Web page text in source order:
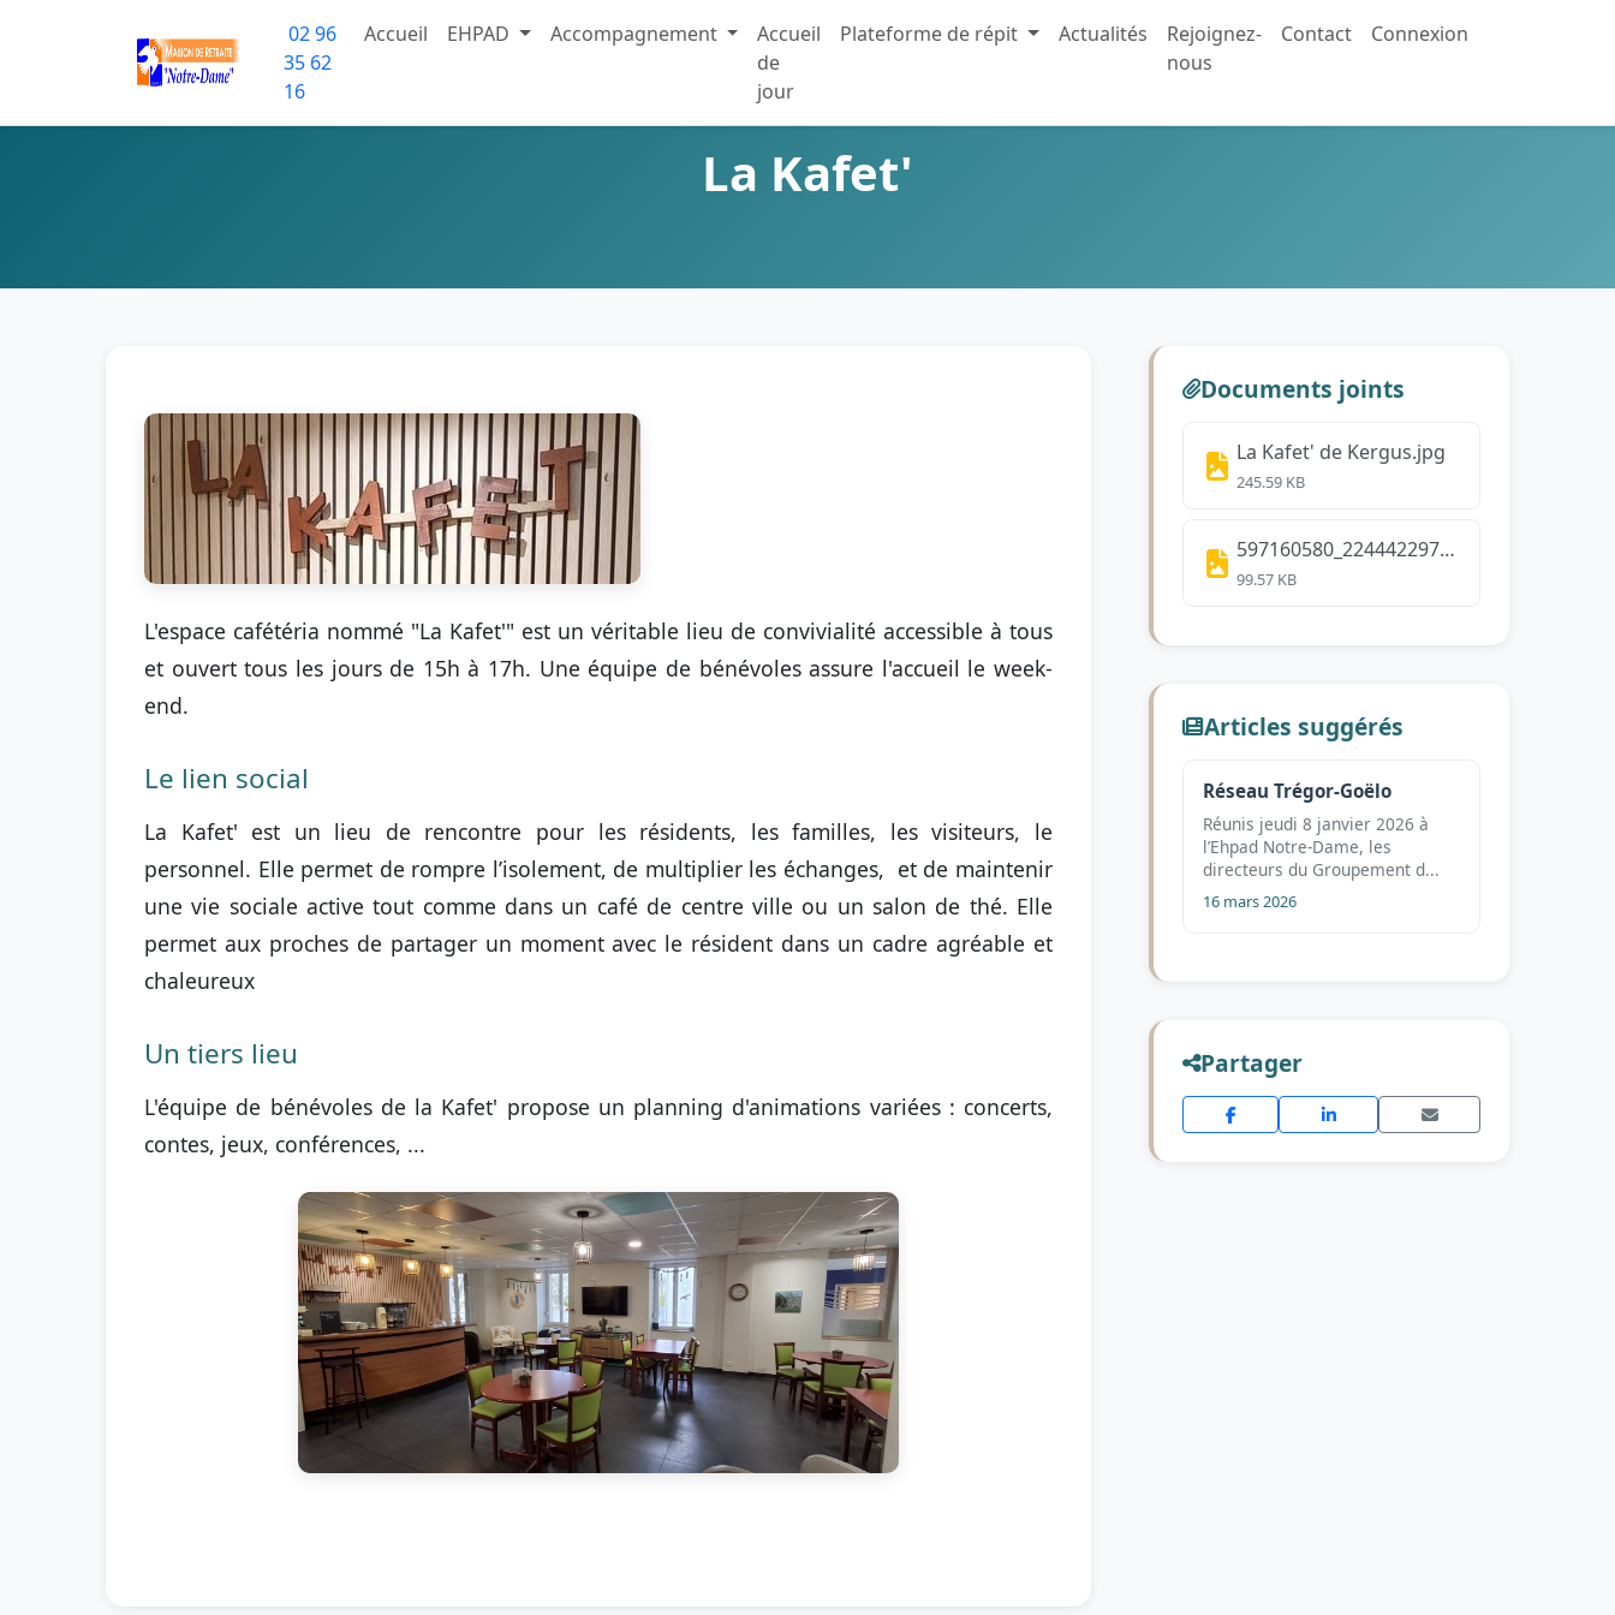
02 96
35 62
16
Accueil EHPAD Accompagnement
Accueil
de
jour
Plateforme de répit Actualités
Rejoignez-
nous
Contact Connexion
La Kafet'
L'espace cafétéria nommé "La Kafet'" est un véritable lieu de convivialité accessible à tous
et ouvert tous les jours de 15h à 17h. Une équipe de bénévoles assure l'accueil le week-
end.
Le lien social
La Kafet' est un lieu de rencontre pour les résidents, les familles, les visiteurs, le
personnel. Elle permet de rompre l’isolement, de multiplier les échanges, et de maintenir
une vie sociale active tout comme dans un café de centre ville ou un salon de thé. Elle
permet aux proches de partager un moment avec le résident dans un cadre agréable et
chaleureux
Un tiers lieu
L'équipe de bénévoles de la Kafet' propose un planning d'animations variées : concerts,
contes, jeux, conférences, ...
Documents joints
La Kafet' de Kergus.jpg
245.59 KB
597160580_2244422972704859_4353351267596859651_n.jpg
99.57 KB
Articles suggérés
Réseau Trégor-Goëlo
Réunis jeudi 8 janvier 2026 à
l’Ehpad Notre-Dame, les
directeurs du Groupement d...
16 mars 2026
Partager